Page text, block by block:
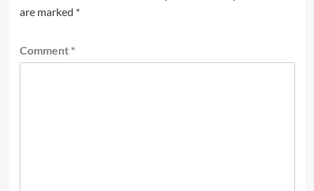
are marked *
Comment *